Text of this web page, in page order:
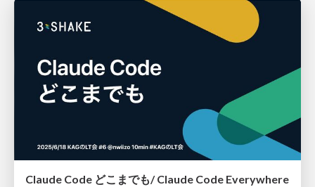
Claude Code どこまでも/ Claude Code Everywhere